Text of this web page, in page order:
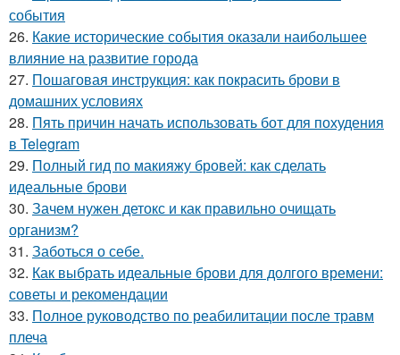
события
26. Какие исторические события оказали наибольшее
влияние на развитие города
27. Пошаговая инструкция: как покрасить брови в
домашних условиях
28. Пять причин начать использовать бот для похудения
в Telegram
29. Полный гид по макияжу бровей: как сделать
идеальные брови
30. Зачем нужен детокс и как правильно очищать
организм?
31. Заботься о себе.
32. Как выбрать идеальные брови для долгого времени:
советы и рекомендации
33. Полное руководство по реабилитации после травм
плеча